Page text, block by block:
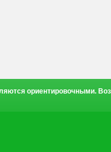
ориентировочными.